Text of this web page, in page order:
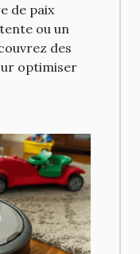
de paix
ou un
des
optimiser